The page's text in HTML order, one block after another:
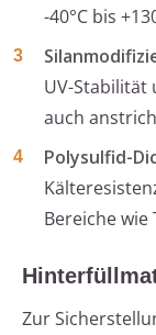
-40°C bis
UV-Stabilität
auch
Polysulfid-
Bereiche wie
Zur